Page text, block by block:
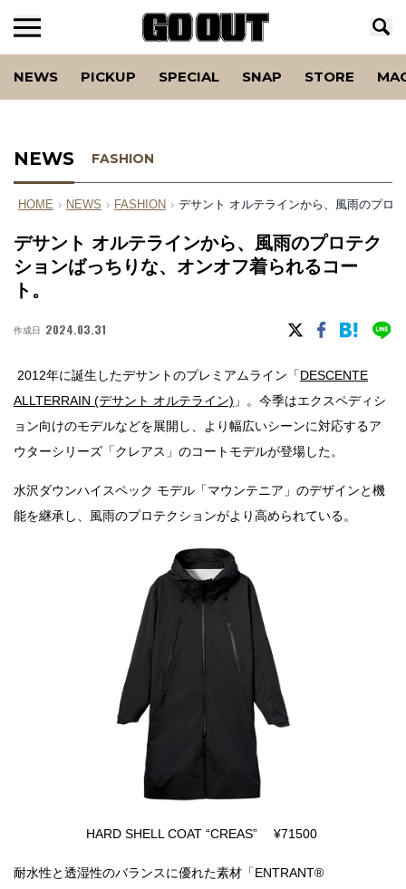
NEWS PICKUP SPECIAL SNAP STORE
NEWS FASHION
HOME › NEWS › FASHION › デサント オルテラインから、風雨のプロ
デサント オルテラインから、風雨のプロテク
ションばっちりな、オンオフ着られるコー
ト。
作成日 2024.03.31
2012年に誕生したデサントのプレミアムライン「DESCENTE
ALLTERRAIN (デサント オルテライン) 」。今季はエクスペディシ
ョン向けのモデルなどを展開し、より幅広いシーンに対応するア
ウターシリーズ「クレアス」のコートモデルが登場した。
水沢ダウンハイスペック モデル「マウンテニア」のデザインと機
能を継承し、風雨のプロテクションがより高められている。
HARD SHELL COAT “CREAS” ¥71500
耐水性と透湿性のバランスに優れた素材「ENTRANT®